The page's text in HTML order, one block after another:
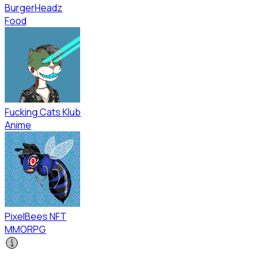
BurgerHeadz
Food
Fucking Cats Klub
Anime
PixelBees NFT
MMORPG